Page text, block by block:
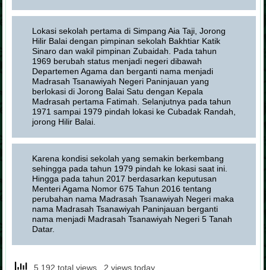
Lokasi sekolah pertama di Simpang Aia Taji, Jorong
Hilir Balai dengan pimpinan sekolah Bakhtiar Katik
Sinaro dan wakil pimpinan Zubaidah. Pada tahun
1969 berubah status menjadi negeri dibawah
Departemen Agama dan berganti nama menjadi
Madrasah Tsanawiyah Negeri Paninjauan yang
berlokasi di Jorong Balai Satu dengan Kepala
Madrasah pertama Fatimah. Selanjutnya pada tahun
1971 sampai 1979 pindah lokasi ke Cubadak Randah,
jorong Hilir Balai.
Karena kondisi sekolah yang semakin berkembang
sehingga pada tahun 1979 pindah ke lokasi saat ini.
Hingga pada tahun 2017 berdasarkan keputusan
Menteri Agama Nomor 675 Tahun 2016 tentang
perubahan nama Madrasah Tsanawiyah Negeri maka
nama Madrasah Tsanawiyah Paninjauan berganti
nama menjadi Madrasah Tsanawiyah Negeri 5 Tanah
Datar.
5,192 total views, 2 views today